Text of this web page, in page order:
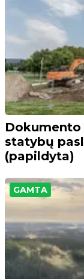
statybų
(papildyta)
GAMTA